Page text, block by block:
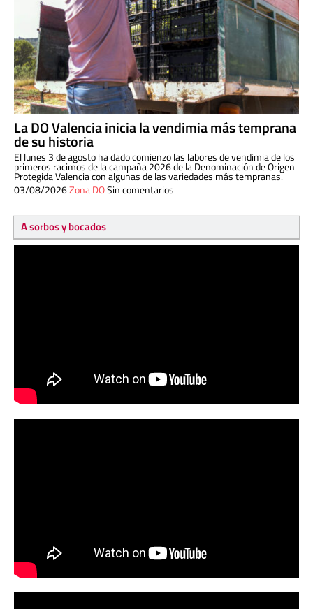
La DO Valencia inicia la vendimia más temprana
de su historia
El lunes 3 de agosto ha dado comienzo las labores de vendimia de los
primeros racimos de la campaña 2026 de la Denominación de Origen
Protegida Valencia con algunas de las variedades más tempranas.
03/08/2026Zona DOSin comentarios
A sorbos y bocados